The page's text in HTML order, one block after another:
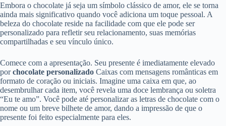
Embora o chocolate já seja um símbolo clássico de amor, ele se torna
ainda mais significativo quando você adiciona um toque pessoal. A
beleza do chocolate reside na facilidade com que ele pode ser
personalizado para refletir seu relacionamento, suas memórias
compartilhadas e seu vínculo único.
Comece com a apresentação. Seu presente é imediatamente elevado
porchocolate personalizado Caixas com mensagens românticas em
formato de coração ou iniciais. Imagine uma caixa em que, ao
desembrulhar cada item, você revela uma doce lembrança ou soletra
“Eu te amo”. Você pode até personalizar as letras de chocolate com o
nome ou um breve bilhete de amor, dando a impressão de que o
presente foi feito especialmente para eles.